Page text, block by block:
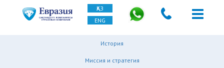
ҚАЗ
ENG
История
Миссия и стратегия